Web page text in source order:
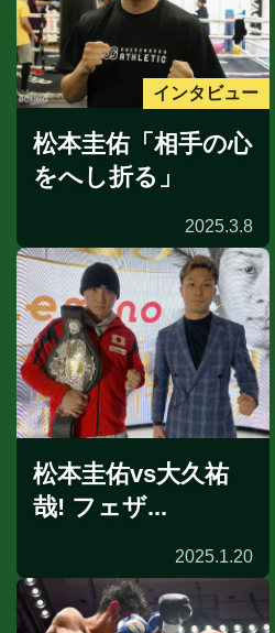
インタビュー
松本圭佑「相手の心
をへし折る」
2025.3.8
松本圭佑vs大久祐
哉! フェザ...
2025.1.20